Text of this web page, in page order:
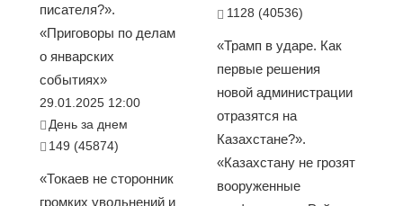
писателя?».
«Приговоры по делам
о январских
событиях»
29.01.2025 12:00
День за днем
149 (45874)
«Токаев не сторонник
громких увольнений и
1128 (40536)
«Трамп в ударе. Как
первые решения
новой администрации
отразятся на
Казахстане?».
«Казахстану не грозят
вооруженные